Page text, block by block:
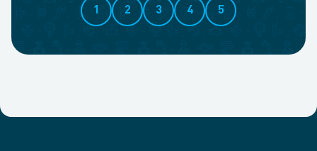
1 2 3 4 5